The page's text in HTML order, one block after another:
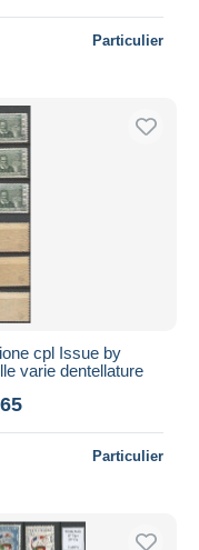
Particulier
cpl Issue by
varie dentellature
Particulier